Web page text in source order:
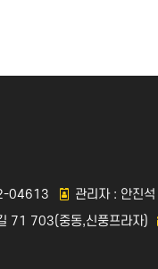
04613
관리자 : 안진석
71 703(중동,신풍프라자)